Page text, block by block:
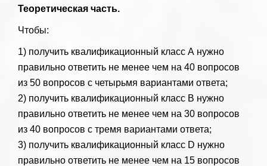
Теоретическая часть.
Чтобы:
1) получить квалификационный класс А нужно
правильно ответить не менее чем на 40 вопросов
из 50 вопросов с четырьмя вариантами ответа;
2) получить квалификационный класс В нужно
правильно ответить не менее чем на 30 вопросов
из 40 вопросов с тремя вариантами ответа;
3) получить квалификационный класс D нужно
правильно ответить не менее чем на 15 вопросов